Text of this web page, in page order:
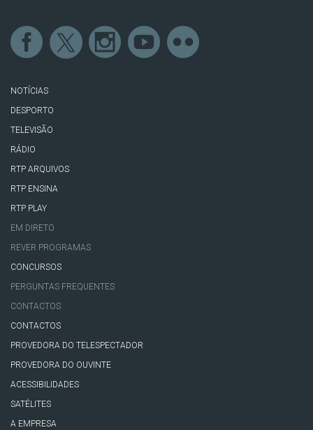
NOTÍCIAS
DESPORTO
TELEVISÃO
RÁDIO
RTP ARQUIVOS
RTP ENSINA
RTP PLAY
EM DIRETO
REVER PROGRAMAS
CONCURSOS
PERGUNTAS FREQUENTES
CONTACTOS
CONTACTOS
PROVEDORA DO TELESPECTADOR
PROVEDORA DO OUVINTE
ACESSIBILIDADES
SATÉLITES
A EMPRESA